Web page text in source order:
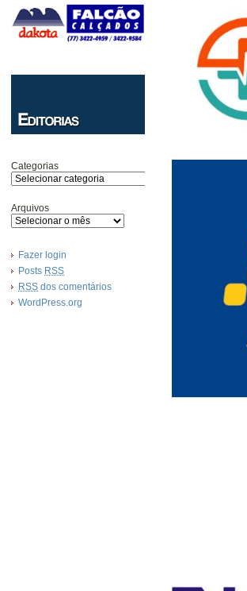
Categorias
Arquivos
Fazer login
Posts RSS
RSS dos comentários
WordPress.org